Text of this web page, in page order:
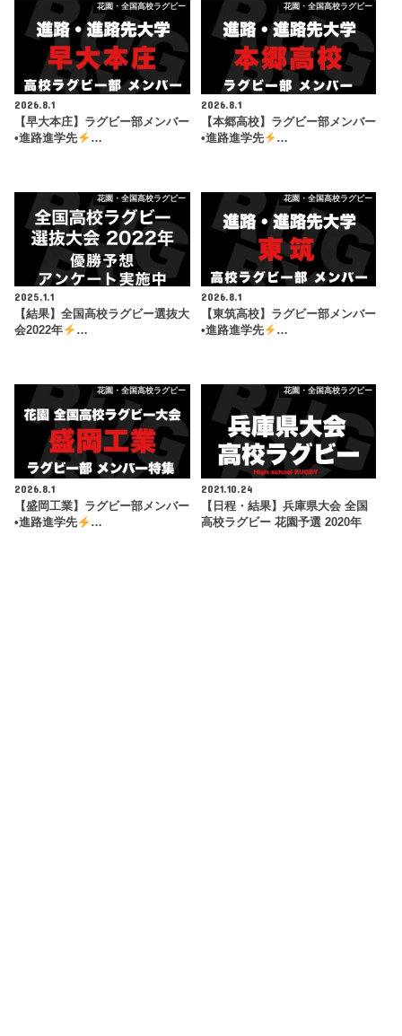
花園・全国高校ラグビー
2026.8.1
【早大本庄】ラグビー部メンバー
•進路進学先
…
花園・全国高校ラグビー
2026.8.1
【本郷高校】ラグビー部メンバー
•進路進学先
…
花園・全国高校ラグビー
2025.1.1
【結果】全国高校ラグビー選抜大
会2022年
…
花園・全国高校ラグビー
2026.8.1
【東筑高校】ラグビー部メンバー
•進路進学先
…
花園・全国高校ラグビー
2026.8.1
【盛岡工業】ラグビー部メンバー
•進路進学先
…
花園・全国高校ラグビー
2021.10.24
【日程・結果】兵庫県大会 全国
高校ラグビー 花園予選 2020年